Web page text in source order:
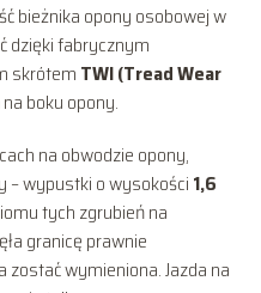
bieżnika opony osobowej w
dzięki fabrycznym
skrótem TWI (Tread Wear
na boku opony.
na obwodzie opony,
– wypustki o wysokości 1,6
tych zgrubień na
granicę prawnie
wymieniona. Jazda na